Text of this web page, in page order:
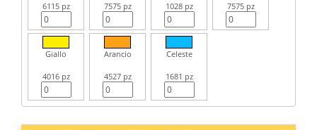
6115 pz 7575 pz 1028 pz 7575 pz
Giallo
4016 pz
Arancio
4527 pz
Celeste
1681 pz